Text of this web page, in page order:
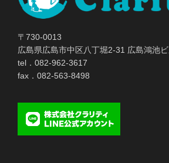
〒730-0013
広島県広島市中区八丁堀2-31 広島鴻池
tel．082-962-3617
fax．082-563-8498